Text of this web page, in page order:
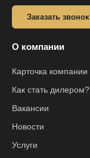
Заказать звонок
О компании
Карточка компании
Как стать дилером?
Вакансии
Новости
Услуги